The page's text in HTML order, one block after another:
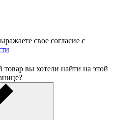
свое согласие с
вы хотели найти на этой